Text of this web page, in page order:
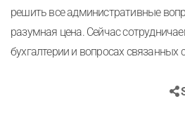
решить все административные
разумная цена. Сейчас
бухгалтерии и вопросах связанных